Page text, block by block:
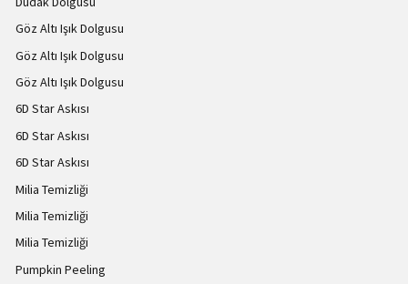
Göz Altı Işık Dolgusu
Göz Altı Işık Dolgusu
Göz Altı Işık Dolgusu
6D Star Askısı
6D Star Askısı
6D Star Askısı
Milia Temizliği
Milia Temizliği
Milia Temizliği
Pumpkin Peeling